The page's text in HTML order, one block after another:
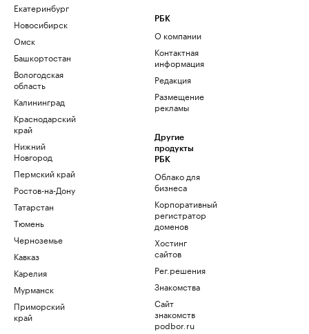
Екатеринбург
Новосибирск
Омск
Башкортостан
Вологодская
область
Калининград
Краснодарский
край
Нижний
Новгород
Пермский край
Ростов-на-Дону
Татарстан
Тюмень
Черноземье
Кавказ
Карелия
Мурманск
Приморский
край
РБК
О компании
Контактная
информация
Редакция
Размещение
рекламы
Другие
продукты
РБК
Облако для
бизнеса
Корпоративный
регистратор
доменов
Хостинг
сайтов
Рег.решения
Знакомства
Сайт
знакомств
podbor.ru